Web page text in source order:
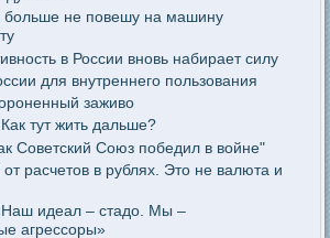
больше не повешу на машину
в России вновь набирает силу
для внутреннего пользования
заживо
тут жить дальше?
Советский Союз победил в войне"
расчетов в рублях. Это не валюта и
идеал – стадо. Мы –
агрессоры»